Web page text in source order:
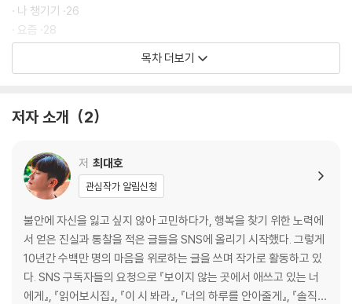
· 나 챙기기 ·26
· 요즘 ·28
· 상처받아도 되는 사람은 없어요 ·30
· 앞으로 ·38
· 좋은 지적 ·42
· 그런 모습 ·44
· 예쁜 하루 ·46
· 몰랐던 것 ·48
· 마음 쓰지 말아요 ·51
· 당신 것 ·52
· 속이지 말자 ·54
· 이 말들 ·56
목차 더보기
저자 소개 2
저 최대호
관심작가 알림신청
불안에 자신을 잃고 싶지 않아 고민하다가, 행복을 찾기 위한 노력에
서 얻은 진실과 통찰을 적은 글들을 SNS에 올리기 시작했다. 그렇게
10년간 수백만 명의 마음을 위로하는 글을 쓰며 작가로 활동하고 있
다. SNS 구독자들의 요청으로 『보이지 않는 곳에서 애쓰고 있는 너
에게』, 『읽어보시집』, 『이 시 봐라』, 『너의 하루를 안아줄게』, 『솔직히